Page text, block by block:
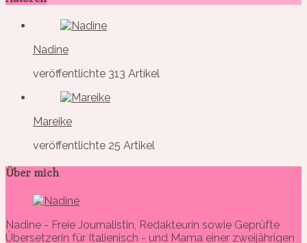
Nadine
veröffentlichte 313 Artikel
Mareike
veröffentlichte 25 Artikel
Über mich
Nadine - Freie Journalistin, Redakteurin sowie Geprüfte
Übersetzerin für Italienisch - und Mama einer zweijährigen